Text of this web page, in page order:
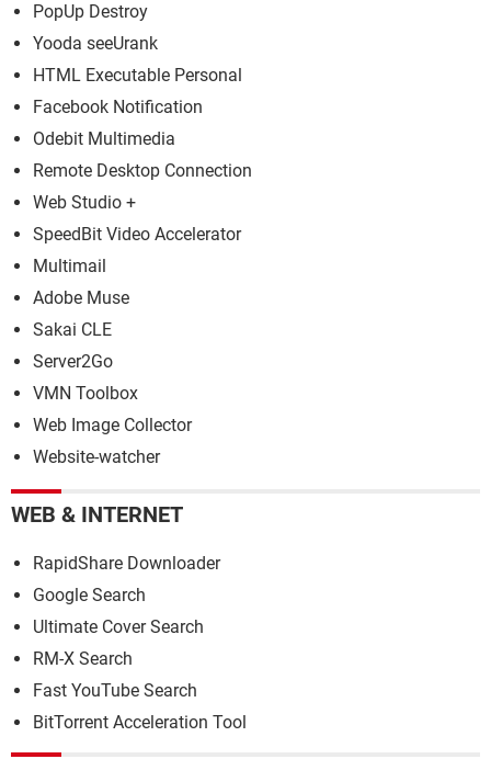
PopUp Destroy
Yooda seeUrank
HTML Executable Personal
Facebook Notification
Odebit Multimedia
Remote Desktop Connection
Web Studio +
SpeedBit Video Accelerator
Multimail
Adobe Muse
Sakai CLE
Server2Go
VMN Toolbox
Web Image Collector
Website-watcher
WEB & INTERNET
RapidShare Downloader
Google Search
Ultimate Cover Search
RM-X Search
Fast YouTube Search
BitTorrent Acceleration Tool